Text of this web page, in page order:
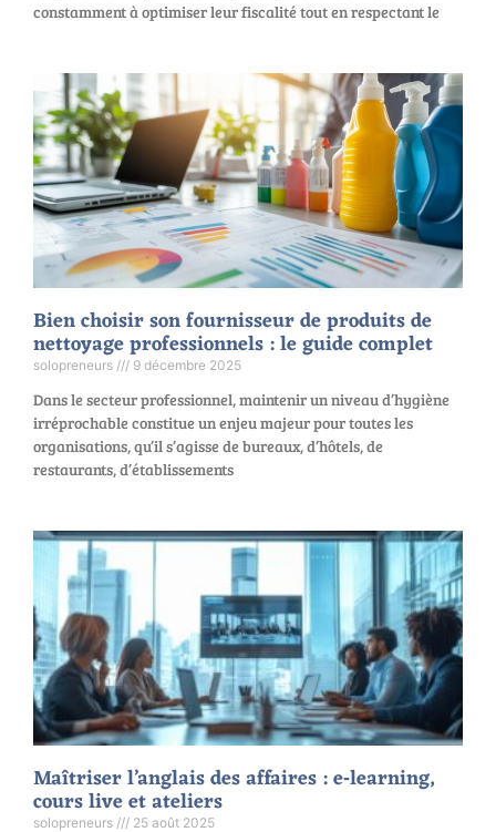
constamment à optimiser leur fiscalité tout en respectant le
Bien choisir son fournisseur de produits de
nettoyage professionnels : le guide complet
solopreneurs 9 décembre 2025
Dans le secteur professionnel, maintenir un niveau d’hygiène
irréprochable constitue un enjeu majeur pour toutes les
organisations, qu’il s’agisse de bureaux, d’hôtels, de
restaurants, d’établissements
Maîtriser l’anglais des affaires : e‑learning,
cours live et ateliers
solopreneurs 25 août 2025